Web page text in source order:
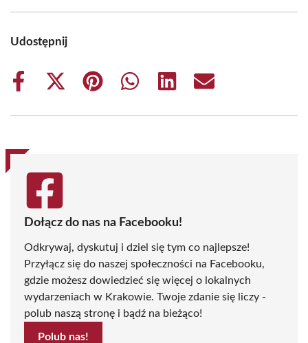
Udostępnij
Share
Share
(Twitter)
Share
Share
Share
Share
Dołącz do nas na Facebooku!
Odkrywaj, dyskutuj i dziel się tym co najlepsze!
Przyłącz się do naszej społeczności na Facebooku,
gdzie możesz dowiedzieć się więcej o lokalnych
wydarzeniach w Krakowie. Twoje zdanie się liczy -
polub naszą stronę i bądź na bieżąco!
Polub nas!